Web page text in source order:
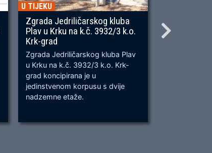
U TIJEKU
Zgrada Jedriličarskog kluba
Plav u Krku na k.č. 3932/3 k.o.
Krk-grad
Zgrada Jedriličarskog kluba Plav
u Krku na k.č. 3932/3 k.o. Krk-
grad koncipirana je u
jedinstvenom korpusu s dvije
nadzemne etaže.
OU, na